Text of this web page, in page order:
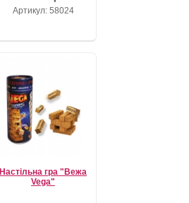
Артикул: 58024
Настільна гра "Вежа
Vega"